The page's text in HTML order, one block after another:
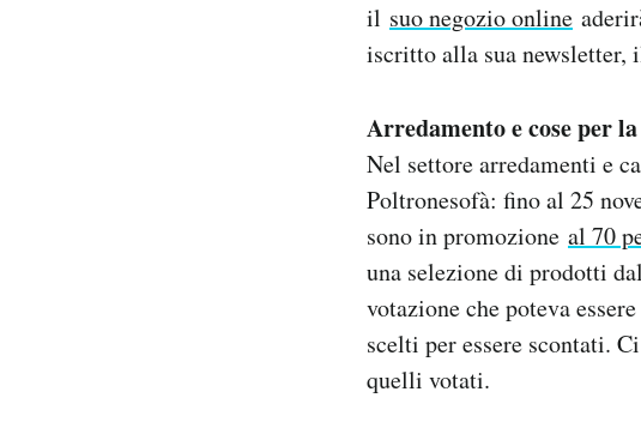
il suo negozio online
iscritto alla sua
Arredamento e cose per la
Nel settore arredamenti e
Poltronesofà: fino al 25
sono in promozione al 70
una selezione di prodotti
votazione che poteva
scelti per essere scontati.
quelli votati.